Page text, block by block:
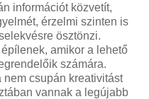
információt közvetít,
érzelmi szinten is
ösztönzi.
amikor a lehető
számára.
csupán kreativitást
vannak a legújabb